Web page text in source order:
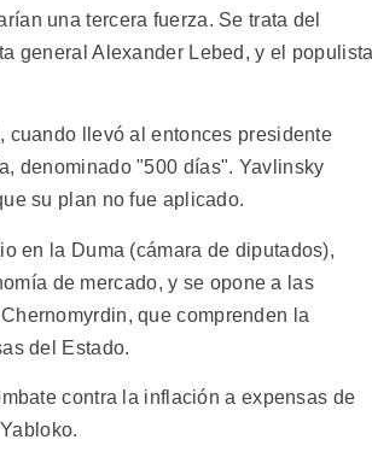
una tercera fuerza. Se trata del
general Alexander Lebed, y el populista
cuando llevó al entonces presidente
denominado "500 días". Yavlinsky
su plan no fue aplicado.
en la Duma (cámara de diputados),
de mercado, y se opone a las
que comprenden la
del Estado.
contra la inflación a expensas de